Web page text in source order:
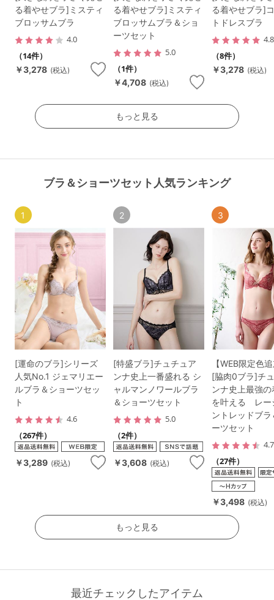
る着やせブラ]ミスティ
ブロッサムブラ
4.0
（14件）
￥3,278 (税込)
る着やせブラ]ミスティ
ブロッサムブラ＆ショ
ーツセット
5.0
（1件）
￥4,708 (税込)
る着やせブラ]
トドレスブラ
4.8
（8件）
￥3,278 (税込)
もっと見る
ブラ＆ショーツセット人気ランキング
1
[運命のブラ]シリーズ
人気No.1 ジェマリエー
ルブラ＆ショーツセッ
ト
4.6
（267件）
￥3,289 (税込)
2
[特盛ブラ]チュチュア
ンナ史上一番盛れる シ
ャルマンノワールブラ
＆ショーツセット
5.0
（2件）
￥3,608 (税込)
3
【WEB限定色
[脇肉0ブラ]チ
ンナ史上最強
を叶える レー
ントレッドブ
ーツセット
4.7
（27件）
￥3,498 (税込)
もっと見る
最近チェックしたアイテム